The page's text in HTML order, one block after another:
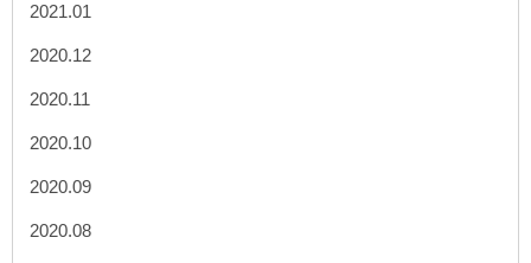
2021.01
2020.12
2020.11
2020.10
2020.09
2020.08